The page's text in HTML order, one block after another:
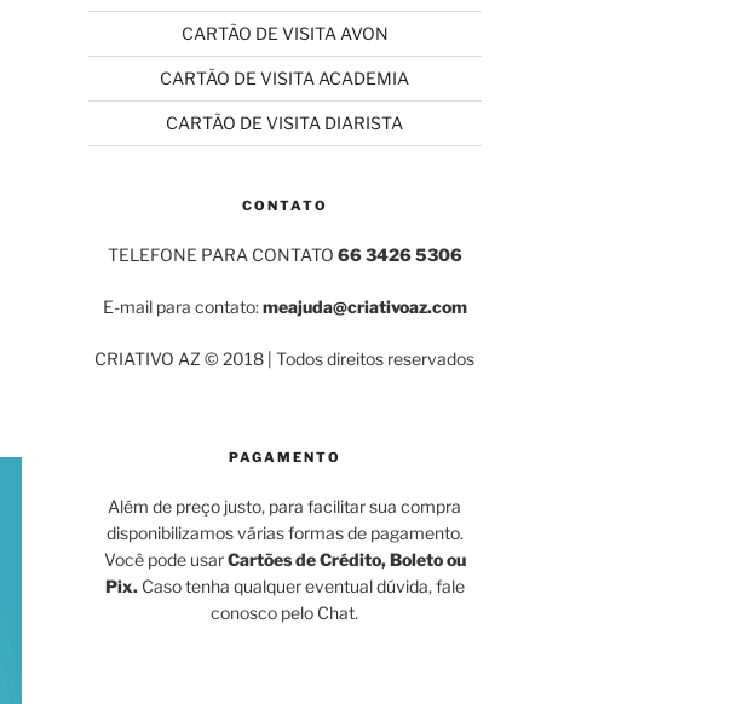
CARTÃO DE VISITA AVON
CARTÃO DE VISITA ACADEMIA
CARTÃO DE VISITA DIARISTA
CONTATO
TELEFONE PARA CONTATO 66 3426 5306
E-mail para contato:meajuda@criativoaz.com
CRIATIVO AZ © 2018 | Todos direitos reservados
PAGAMENTO
Além de preço justo, para facilitar sua compra
disponibilizamos várias formas de pagamento.
Você pode usarCartões de Crédito, Boleto ou
Pix.Caso tenha qualquer eventual dúvida, fale
conosco pelo Chat.